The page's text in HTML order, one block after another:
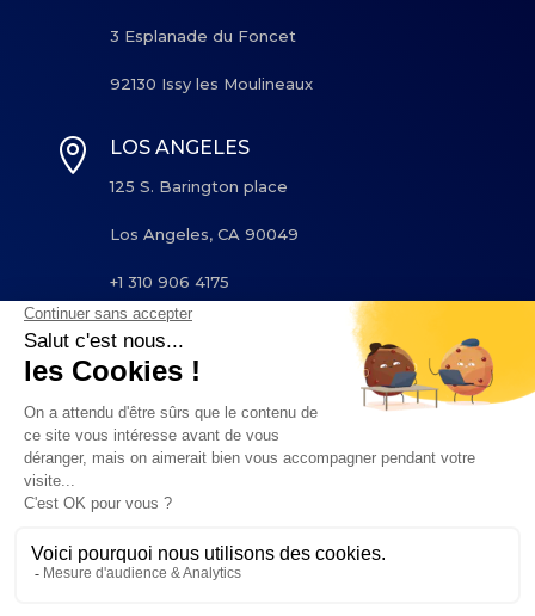
3 Esplanade du Foncet
92130 Issy les Moulineaux
 LOS ANGELES
125 S. Barington place
Los Angeles, CA 90049
+1 310 906 4175